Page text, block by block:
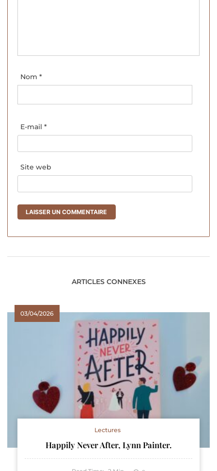
Nom *
E-mail *
Site web
ARTICLES CONNEXES
03/04/2026
Lectures
Happily Never After, Lynn Painter.